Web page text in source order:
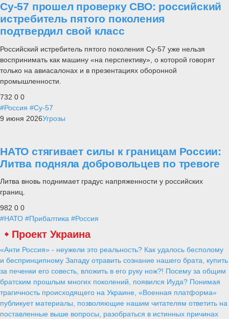
Су-57 прошел проверку СВО: российский
истребитель пятого поколения
подтвердил свой класс
Российский истребитель пятого поколения Су-57 уже нельзя
воспринимать как машину «на перспективу», о которой говорят
только на авиасалонах и в презентациях оборонной
промышленности.
732 0 0
#Россия #Су-57
9 июня 2026Угрозы
НАТО стягивает силы к границам России:
Литва подняла добровольцев по тревоге
Литва вновь поднимает градус напряженности у российских
границ.
982 0 0
#НАТО #Прибалтика #Россия
Проект Украина
«Анти Россия» - неужели это реальность? Как удалось бесполому
и беспринципному Западу отравить сознание нашего брата, купить
за печенки его совесть, вложить в его руку нож?! Посему за общим
братским прошлым многих поколений, появился Иуда? Понимая
трагичность происходящего на Украине, «Военная платформа»
публикует материалы, позволяющие нашим читателям ответить на
поставленные выше вопросы, разобраться в истинных причинах